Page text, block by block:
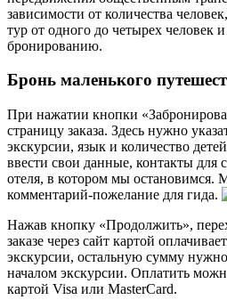
зависимости от количества
тур от одного до четырех человек
бронированию.
Бронь маленького
При нажатии кнопки
страницу заказа. Здесь нужно
экскурсии, язык и количество
ввести свои данные, контакты для
отеля, в котором мы остановимся.
комментарий-пожелание для гида.
Нажав кнопку «Продолжить»,
заказе через сайт картой
экскурсии, остальную сумму
началом экскурсии. Оплатить
картой Visa или MasterCard.